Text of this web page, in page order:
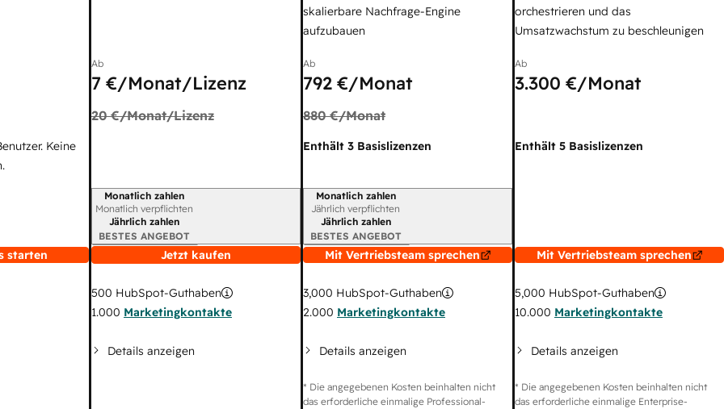
Keine
starten
Ab
7 €/Monat/Lizenz
20 €/Monat/Lizenz
Abrechnungszeitraum
Monatlich zahlen
Monatlich verpflichten
Jährlich zahlen
BESTES ANGEBOT
Jetzt kaufen
500 HubSpot-Guthaben
1.000 Marketingkontakte
Details anzeigen
skalierbare Nachfrage-Engine
aufzubauen
Ab
792 €/Monat
880 €/Monat
Enthält 3 Basislizenzen
Abrechnungszeitraum
Monatlich zahlen
Jährlich verpflichten
Jährlich zahlen
BESTES ANGEBOT
Mit Vertriebsteam sprechen
3,000 HubSpot-Guthaben
2.000 Marketingkontakte
Details anzeigen
* Die angegebenen Kosten beinhalten nicht
das erforderliche einmalige Professional-
orchestrieren und das
Umsatzwachstum zu beschleunigen
Ab
3.300 €/Monat
Enthält 5 Basislizenzen
Mit Vertriebsteam sprechen
5,000 HubSpot-Guthaben
10.000 Marketingkontakte
Details anzeigen
* Die angegebenen Kosten beinhalten nicht
das erforderliche einmalige Enterprise-